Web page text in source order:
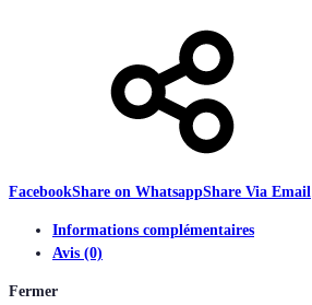
FacebookShare on WhatsappShare Via Email
Informations complémentaires
Avis (0)
Fermer